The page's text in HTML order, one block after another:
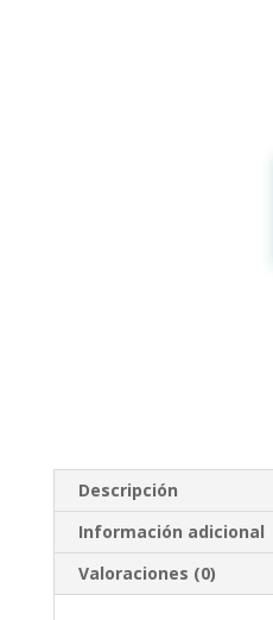
Descripción
Información adicional
Valoraciones (0)